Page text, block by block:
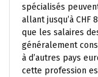
spécialisés
allant jusqu’à
que les salaires
généralement
à d’autres pays
cette profession